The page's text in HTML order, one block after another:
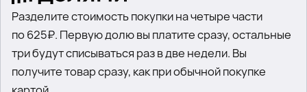
Разделите стоимость покупки на четыре части
по 625₽. Первую долю вы платите сразу, остальные
три будут списываться раз в две недели. Вы
получите товар сразу, как при обычной покупке